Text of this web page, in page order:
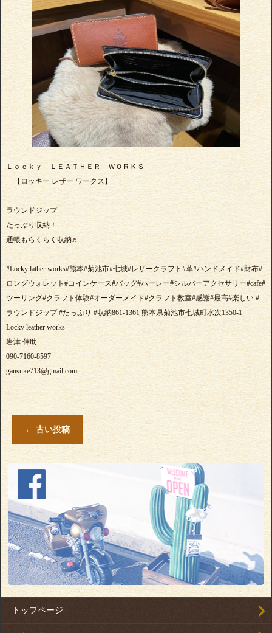
Ｌｏｃｋｙ ＬＥＡＴＨＥＲ ＷＯＲＫＳ
【ロッキー レザー ワークス】
ラウンドジップ
たっぷり収納！
通帳もらくらく収納♬
#Locky lather works#熊本#菊池市#七城#レザークラフト#革#ハンドメイド#財布#
ロングウォレット#コインケース#バッグ#ハーレー#シルバーアクセサリー#cafe#
ツーリング#クラフト体験#オーダーメイド#クラフト教室#感謝#最高#楽しい #
ラウンドジップ #たっぷり #収納861-1361 熊本県菊池市七城町水次1350-1
Locky leather works
岩津 伸助
090-7160-8597
gansuke713@gmail.com
← 古い投稿
トップページ